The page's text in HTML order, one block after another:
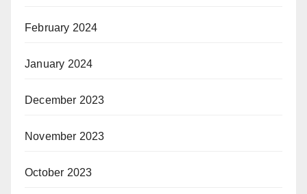
February 2024
January 2024
December 2023
November 2023
October 2023